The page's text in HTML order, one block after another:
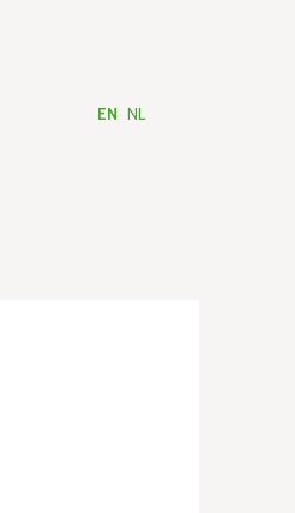
EN NL